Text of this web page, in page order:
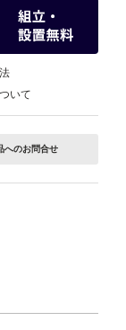
いて
へのお問合せ